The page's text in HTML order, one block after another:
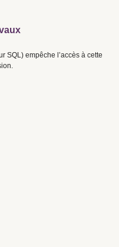
SQL) empêche l’accès à cette